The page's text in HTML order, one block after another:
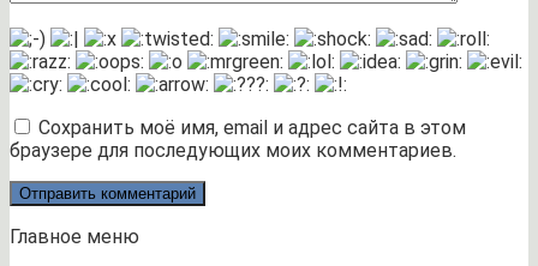
Сохранить моё имя, email и адрес сайта в этом
браузере для последующих моих комментариев.
Главное меню